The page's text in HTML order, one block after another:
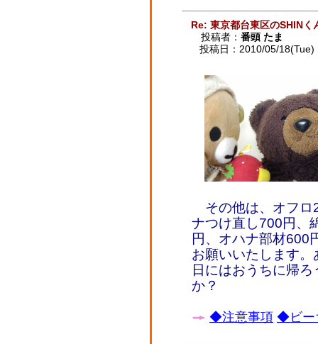
Re: 東京都台東区のSHINく
投稿者： 番頭 たま
投稿日：2010/05/
その他は、オフロ
ナつけ直し700円、
円、オハナ部材600
お願いいたします
日にはおうちに帰
か？
◆注意事項 ◆ビー